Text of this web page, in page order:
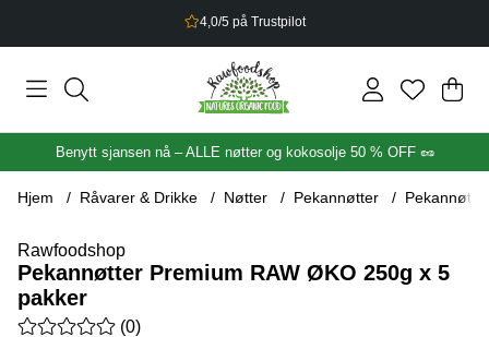
2,5% bonus på alt du handler
.
Benytt sjansen nå – ALLE nøtter og kokosolje 50 % OFF 🥜
Hjem Råvarer & Drikke Nøtter Pekannøtter
Rawfoodshop
Pekannøtter Premium RAW ØKO 250g x 5
pakker
Gjennomsnittlig rangering 0 av 5 Antall vurderinger 0
(0)